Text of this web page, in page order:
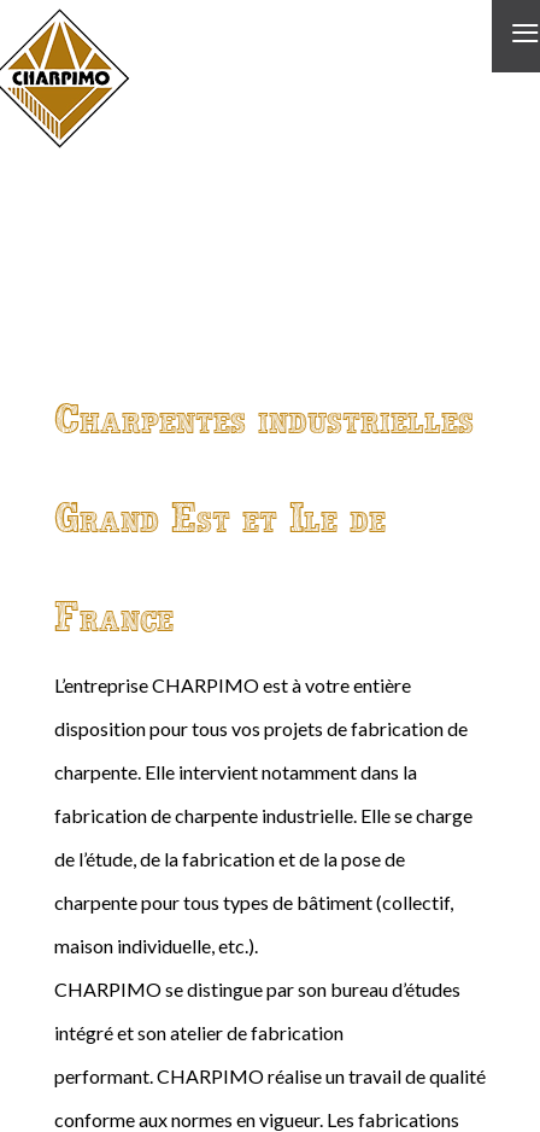
≡
Charpentes industrielles
Grand Est et Ile de
France
L’entreprise CHARPIMO est à votre entière
disposition pour tous vos projets de fabrication de
charpente. Elle intervient notamment dans la
fabrication de charpente industrielle. Elle se charge
de l’étude, de la fabrication et de la pose de
charpente pour tous types de bâtiment (collectif,
maison individuelle, etc.).
CHARPIMO se distingue par son bureau d’études
intégré et son atelier de fabrication
performant. CHARPIMO réalise un travail de qualité
conforme aux normes en vigueur. Les fabrications